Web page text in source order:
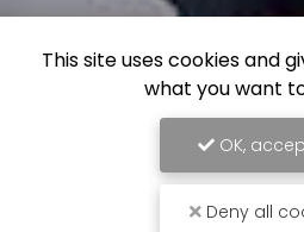
This site uses cookies and
what you want
OK,
Deny all